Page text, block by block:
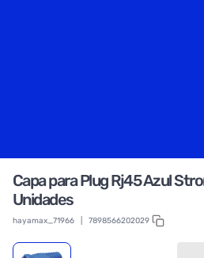
Capa para Plug Rj45 Azul
Unidades
hayamax_71966 7898566202029